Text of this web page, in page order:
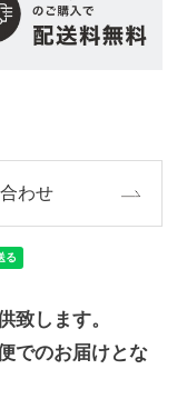
わせ
致します。
でのお届けとな